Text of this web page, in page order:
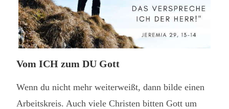
Vom ICH zum DU Gott
Wenn du nicht mehr weiterweißt, dann bilde einen
Arbeitskreis. Auch viele Christen bitten Gott um